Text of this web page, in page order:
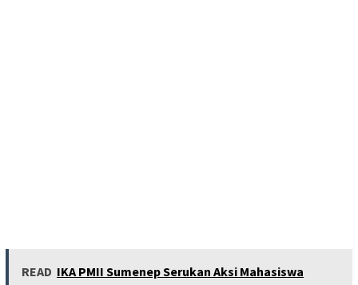
READ IKA PMII Sumenep Serukan Aksi Mahasiswa